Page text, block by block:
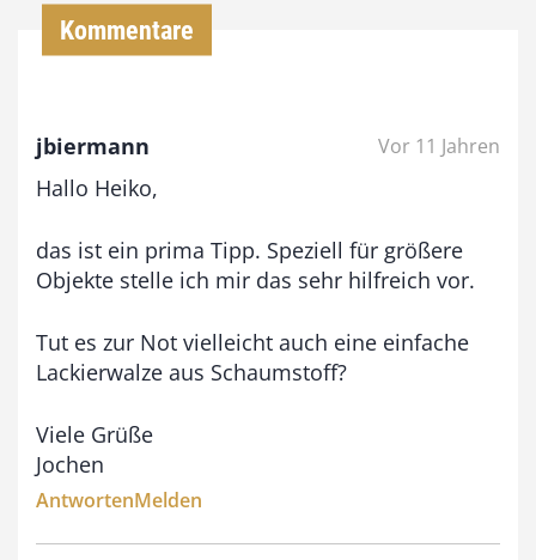
3
0
0
Kommentare
jbiermann Vor 11 Jahren
Hallo Heiko,
das ist ein prima Tipp. Speziell für größere
Objekte stelle ich mir das sehr hilfreich vor.
Tut es zur Not vielleicht auch eine einfache
Lackierwalze aus Schaumstoff?
Viele Grüße
Jochen
AntwortenMelden